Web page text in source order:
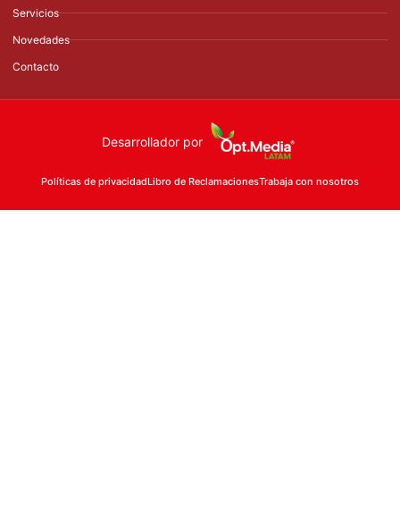
Servicios
Novedades
Contacto
Desarrollador por
Políticas de privacidadLibro de ReclamacionesTrabaja con nosotros